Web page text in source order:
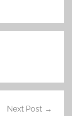
Next Post